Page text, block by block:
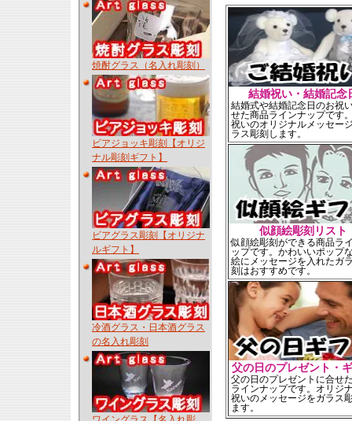
焼酎グラス（名入れ彫刻）
ビアジョッキ彫刻【オリジ
ナル彫刻ギフト】
ビアグラス彫刻【オリジナ
ルギフト】
冷酒グラス・日本酒グラス
の名入れ彫刻
結婚祝い・結婚記念
結婚式や結婚記念日のお祝
せた商品ラインナップです
祝いのオリジナルメッセー
ラス彫刻します。
似顔絵彫刻リスト
似顔絵彫刻ができる商品ラ
ップです。かわいいポップ
絵にメッセージを入れたガ
刻はおすすめです。
父の日のプレゼント・
父の日のプレゼントに合せ
ラインナップです。オリジ
祝いのメッセージをガラス
ます。